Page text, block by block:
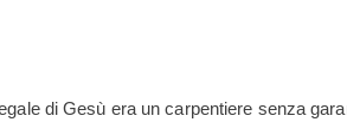
di Gesù era un carpentiere senza